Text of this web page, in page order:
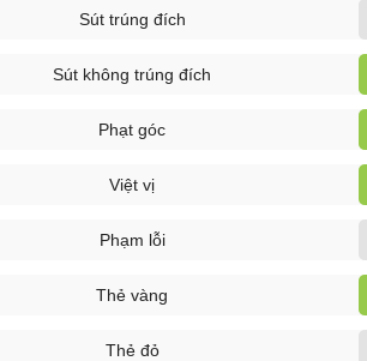
Sút trúng đích
Sút không trúng đích
Phạt góc
Việt vị
Phạm lỗi
Thẻ vàng
Thẻ đỏ